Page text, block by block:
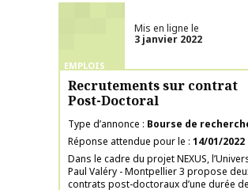
EMPLOIS
Mis en ligne le
3 janvier 2022
Recrutements sur contrat
Post-Doctoral
Type d’annonce
Bourse de
Réponse attendue pour le 14/01/2022
Dans le cadre du projet NEXUS,
Paul Valéry - Montpellier 3 propose
contrats post-doctoraux d’une durée de